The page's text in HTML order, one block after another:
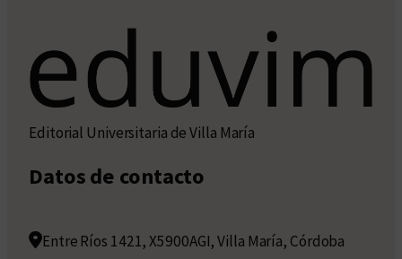
Editorial Universitaria de Villa María
Datos de contacto
Entre Ríos 1421, X5900AGI, Villa María, Córdoba